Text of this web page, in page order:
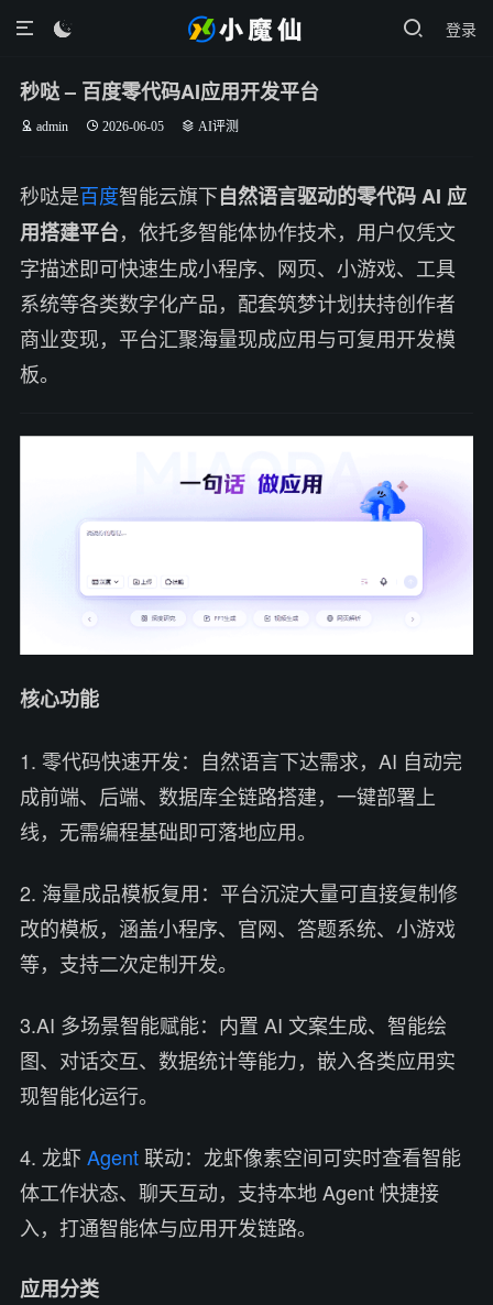
登录

秒哒 – 百度零代码AI应用开发平台
admin 2026-06-05 AI评测
秒哒是百度智能云旗下自然语言驱动的零代码 AI 应
用搭建平台，依托多智能体协作技术，用户仅凭文
字描述即可快速生成小程序、网页、小游戏、工具
系统等各类数字化产品，配套筑梦计划扶持创作者
商业变现，平台汇聚海量现成应用与可复用开发模
板。
核心功能
1. 零代码快速开发：自然语言下达需求，AI 自动完
成前端、后端、数据库全链路搭建，一键部署上
线，无需编程基础即可落地应用。
2. 海量成品模板复用：平台沉淀大量可直接复制修
改的模板，涵盖小程序、官网、答题系统、小游戏
等，支持二次定制开发。
3.AI 多场景智能赋能：内置 AI 文案生成、智能绘
图、对话交互、数据统计等能力，嵌入各类应用实
现智能化运行。
4. 龙虾Agent联动：龙虾像素空间可实时查看智能
体工作状态、聊天互动，支持本地 Agent 快捷接
入，打通智能体与应用开发链路。
应用分类